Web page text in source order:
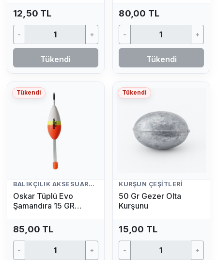
12,50 TL
- +
Tükendi
80,00 TL
- +
Tükendi
Tükendi
BALIKÇILIK AKSESUARLARI
Oskar Tüplü Evo
Şamandıra 15 GR
85,00 TL
- +
Tükendi
KURŞUN ÇEŞITLERI
50 Gr Gezer Olta
Kurşunu
15,00 TL
- +